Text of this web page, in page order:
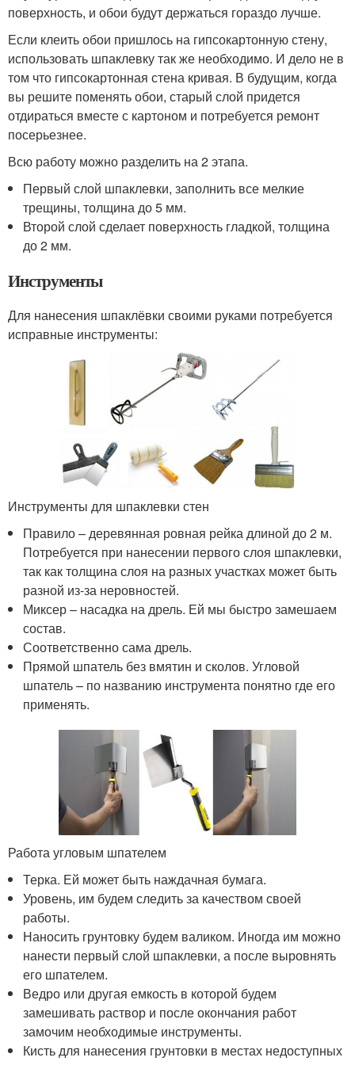
поверхность, и обои будут держаться гораздо лучше.
Если клеить обои пришлось на гипсокартонную стену,
использовать шпаклевку так же необходимо. И дело не в
том что гипсокартонная стена кривая. В будущим, когда
вы решите поменять обои, старый слой придется
отдираться вместе с картоном и потребуется ремонт
посерьезнее.
Всю работу можно разделить на 2 этапа.
Первый слой шпаклевки, заполнить все мелкие
трещины, толщина до 5 мм.
Второй слой сделает поверхность гладкой, толщина
до 2 мм.
Инструменты
Для нанесения шпаклёвки своими руками потребуется
исправные инструменты:
Инструменты для шпаклевки стен
Правило – деревянная ровная рейка длиной до 2 м.
Потребуется при нанесении первого слоя шпаклевки,
так как толщина слоя на разных участках может быть
разной из-за неровностей.
Миксер – насадка на дрель. Ей мы быстро замешаем
состав.
Соответственно сама дрель.
Прямой шпатель без вмятин и сколов. Угловой
шпатель – по названию инструмента понятно где его
применять.
Работа угловым шпателем
Терка. Ей может быть наждачная бумага.
Уровень, им будем следить за качеством своей
работы.
Наносить грунтовку будем валиком. Иногда им можно
нанести первый слой шпаклевки, а после выровнять
его шпателем.
Ведро или другая емкость в которой будем
замешивать раствор и после окончания работ
замочим необходимые инструменты.
Кисть для нанесения грунтовки в местах недоступных